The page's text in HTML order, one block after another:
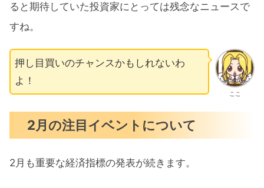
ると期待していた投資家にとっては残念なニュースで
すね。
ここ
押し目買いのチャンスかもしれないわ
よ！
2月の注目イベントについて
2月も重要な経済指標の発表が続きます。